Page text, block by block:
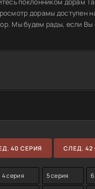
дорамы доступен
Мы будем рады, если Вы
40 СЕРИЯ СЛЕД. 42
4 серия 5 серия